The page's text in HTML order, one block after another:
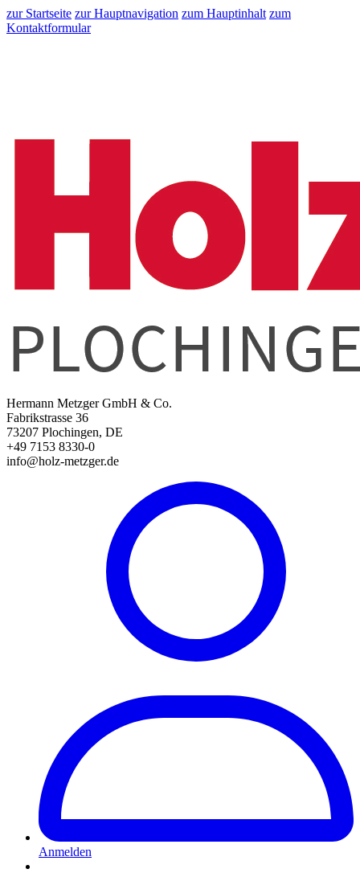
zur Startseite zur Hauptnavigation zum Hauptinhalt zum
Kontaktformular
Hermann Metzger GmbH & Co.
Fabrikstrasse 36
73207 Plochingen, DE
+49 7153 8330-0
info@holz-metzger.de
Anmelden